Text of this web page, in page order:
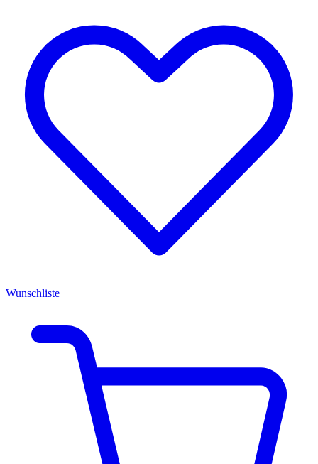
Wunschliste